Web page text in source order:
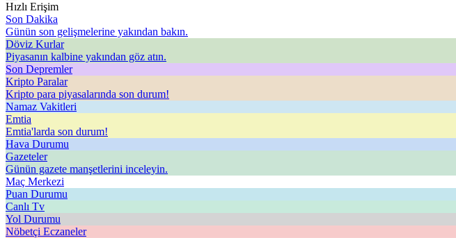
Hızlı Erişim
Son Dakika
Günün son gelişmelerine yakından bakın.
Döviz Kurlar
Piyasanın kalbine yakından göz atın.
Son Depremler
Kripto Paralar
Kripto para piyasalarında son durum!
Namaz Vakitleri
Emtia
Emtia'larda son durum!
Hava Durumu
Gazeteler
Günün gazete manşetlerini inceleyin.
Maç Merkezi
Puan Durumu
Canlı Tv
Yol Durumu
Nöbetçi Eczaneler